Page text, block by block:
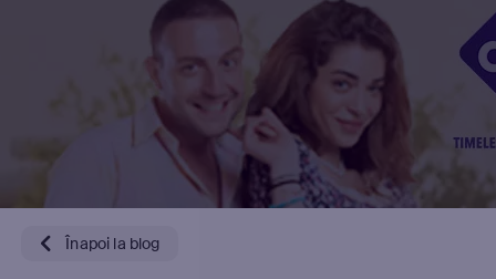
Înapoi la blog